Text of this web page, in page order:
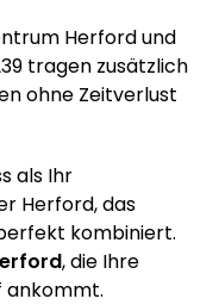
Herford und
tragen zusätzlich
ohne Zeitverlust
als Ihr
Herford, das
kombiniert.
, die Ihre
ankommt.